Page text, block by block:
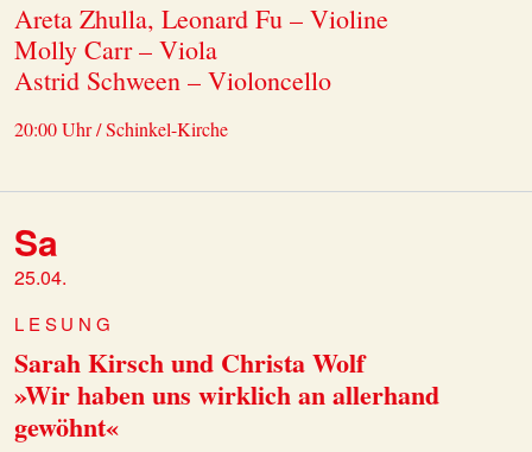
Areta Zhulla, Leonard Fu – Violine
Molly Carr – Viola
Astrid Schween – Violoncello
20:00 Uhr / Schinkel-Kirche
Sa
25.04.
LESUNG
Sarah Kirsch und Christa Wolf
»Wir haben uns wirklich an allerhand
gewöhnt«